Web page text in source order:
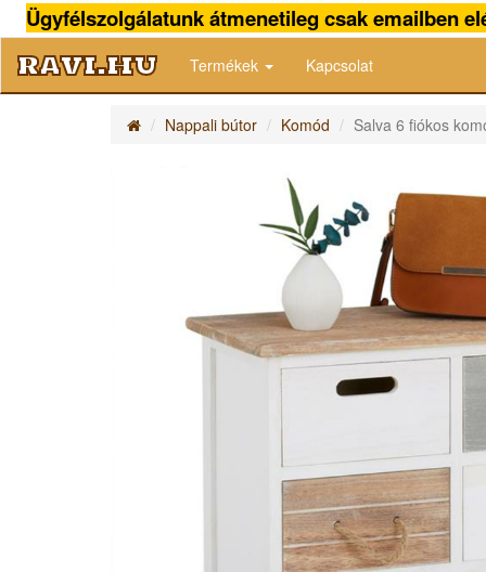
Ügyfélszolgálatunk átmenetileg csak emailben
ravi.hu Termékek Kapcsolat
Nappali bútor Komód Salva 6 fiókos